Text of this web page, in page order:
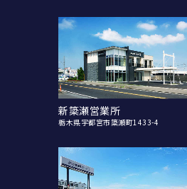
新簗瀬営業所
栃木県宇都宮市簗瀬町1433-4